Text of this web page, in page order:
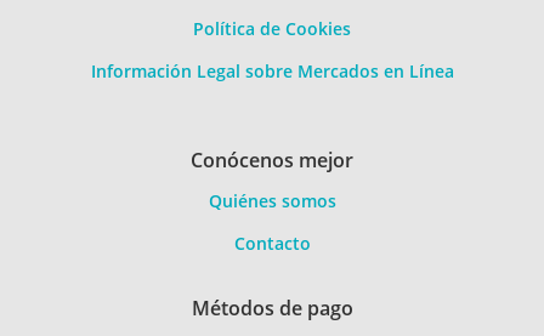
Política de Cookies
Información Legal sobre Mercados en Línea
Conócenos mejor
Quiénes somos
Contacto
Métodos de pago